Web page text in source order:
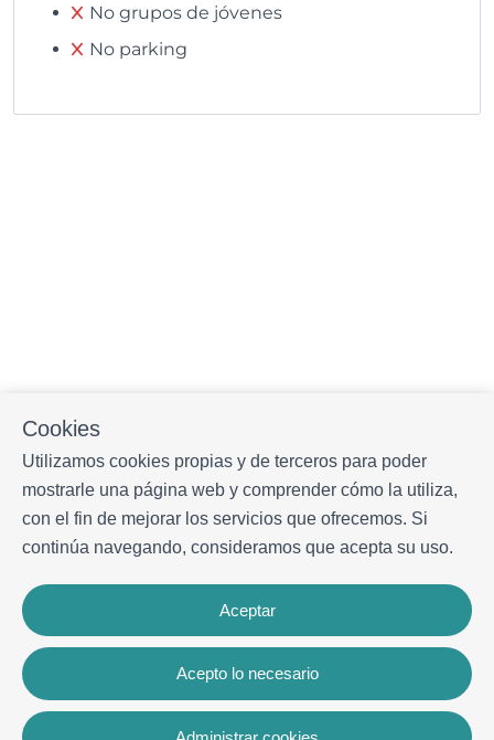
Cookies
Utilizamos cookies propias y de terceros para poder
mostrarle una página web y comprender cómo la utiliza,
con el fin de mejorar los servicios que ofrecemos. Si
continúa navegando, consideramos que acepta su uso.
Aceptar
Acepto lo necesario
No grupos de jóvenes
No parking